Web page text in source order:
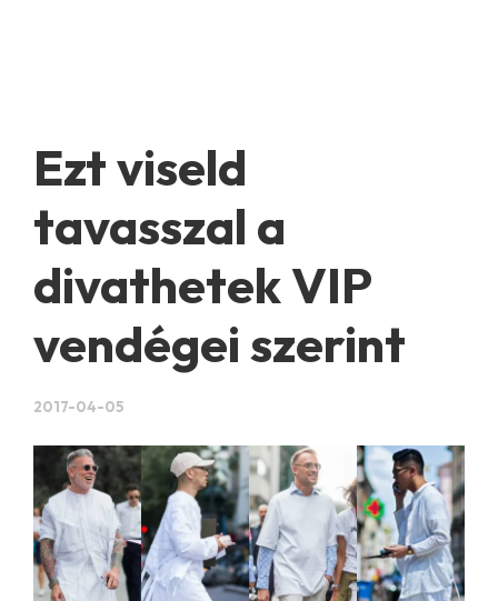
Ezt viseld
tavasszal a
divathetek VIP
vendégei szerint
2017-04-05